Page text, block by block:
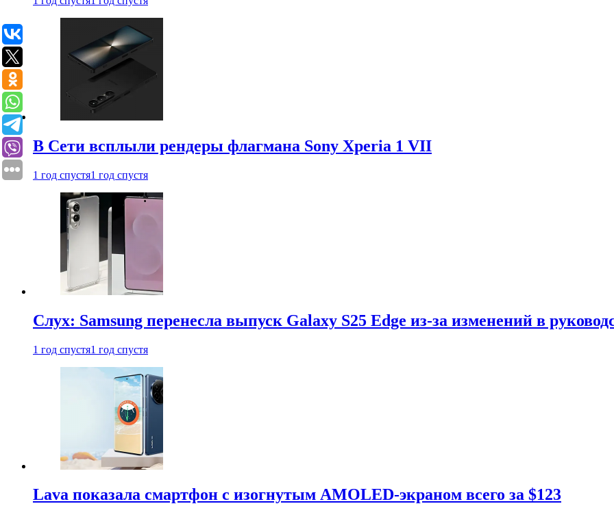
В Сети всплыли рендеры флагмана Sony Xperia 1 VII
1 год спустя1 год спустя
Слух: Samsung перенесла выпуск Galaxy S25 Edge из-за изменений в
1 год спустя1 год спустя
Lava показала смартфон с изогнутым AMOLED-экраном всего за $123